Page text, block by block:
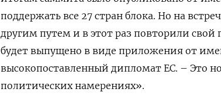
поддержать все 27 стран блока. Но на
другим путем и в этот раз повторили свой
будет выпущено в виде приложения от
высокопоставленный дипломат ЕС. – Это
политических намерениях».